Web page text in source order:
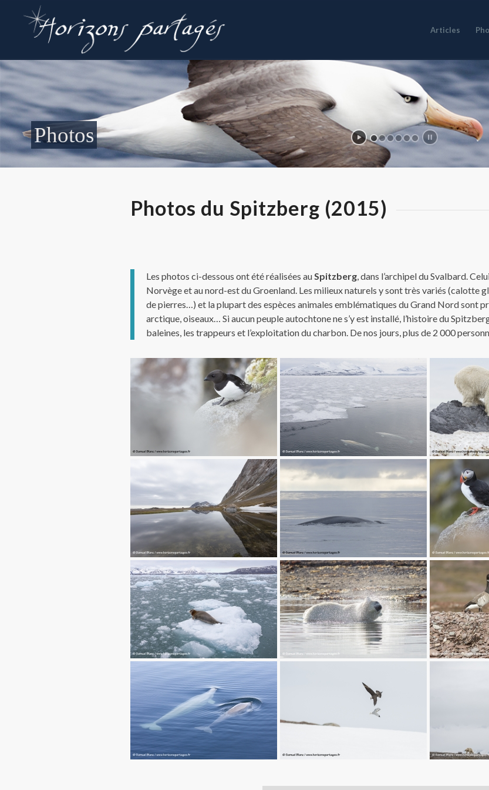
Articles
Photos du Spitzberg (2015)
Les photos ci-dessous ont été réalisées auSpitzberg, dans l’archipel du Svalbard.
Norvège et au nord-est du Groenland. Les milieux naturels y sont très variés (calotte
de pierres…) et la plupart des espèces animales emblématiques du Grand Nord sont
arctique, oiseaux… Si aucun peuple autochtone ne s’y est installé, l’histoire du
baleines, les trappeurs et l’exploitation du charbon. De nos jours, plus de 2 000